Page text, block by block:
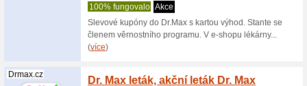
Drmax.cz
10 %